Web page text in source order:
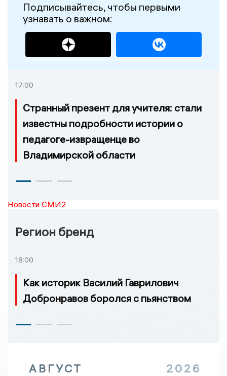
Подписывайтесь, чтобы первыми
узнавать о важном:
17:00
Странный презент для учителя: стали
известны подробности истории о
педагоге-извращенце во
Владимирской области
Новости СМИ2
Регион бренд
18:00
Как историк Василий Гаврилович
Добронравов боролся с пьянством
АВГУСТ 2026